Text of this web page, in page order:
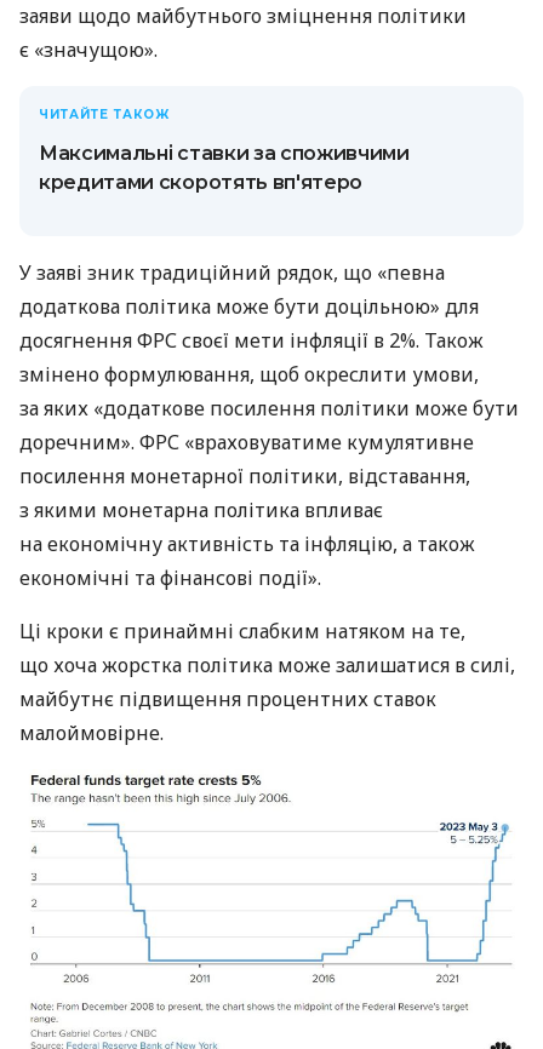
заяви щодо майбутнього зміцнення політики
є «значущою».
ЧИТАЙТЕ ТАКОЖ
Максимальні ставки за споживчими
кредитами скоротять вп'ятеро
У заяві зник традиційний рядок, що «певна
додаткова політика може бути доцільною» для
досягнення ФРС своєї мети інфляції в 2%. Також
змінено формулювання, щоб окреслити умови,
за яких «додаткове посилення політики може бути
доречним». ФРС «враховуватиме кумулятивне
посилення монетарної політики, відставання,
з якими монетарна політика впливає
на економічну активність та інфляцію, а також
економічні та фінансові події».
Ці кроки є принаймні слабким натяком на те,
що хоча жорстка політика може залишатися в силі,
майбутнє підвищення процентних ставок
малоймовірне.